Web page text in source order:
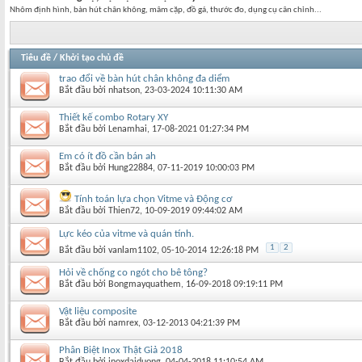
Nhôm định hình, bàn hút chân không, mâm cặp, đồ gá, thước đo, dụng cụ cân chỉnh...
Tiêu đề / Khởi tạo chủ đề
trao đổi về bàn hút chân không đa diểm
Bắt đầu bởi nhatson‎, 23-03-2024 10:11:30 AM
Thiết kế combo Rotary XY
Bắt đầu bởi Lenamhai‎, 17-08-2021 01:27:34 PM
Em có ít đồ cần bán ah
Bắt đầu bởi Hung22884‎, 07-11-2019 10:00:03 PM
Tính toán lựa chọn Vitme và Động cơ
Bắt đầu bởi Thien72‎, 10-09-2019 09:44:02 AM
Lực kéo của vitme và quán tính.
Bắt đầu bởi vanlam1102‎, 05-10-2014 12:26:18 PM 1 2
Hỏi về chống co ngót cho bê tông?
Bắt đầu bởi Bongmayquathem‎, 16-09-2018 09:19:11 PM
Vật liệu composite
Bắt đầu bởi namrex‎, 03-12-2013 04:21:39 PM
Phân Biệt Inox Thật Giả 2018